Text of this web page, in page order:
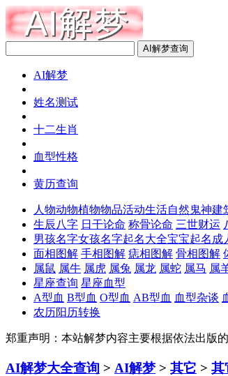
AI解梦
姓名测试
十二生肖
血型性格
黄历查询
人物动物植物物品活动生活自然鬼神建
生辰八字 日干论命 称骨论命 三世财运
男孩名字女孩名字起名大全宝宝起名 成
面相图解 手相图解 痣相图解 骨相图解
属鼠 属牛 属虎 属兔 属龙 属蛇 属马 属
星座查询 星座血型
A型血 B型血 O型血 AB型血 血型杂谈
农历阳历转换
郑重声明：本站解梦内容主要根据依法出版
AI解梦大全查询 > AI解梦> 其它 > 其